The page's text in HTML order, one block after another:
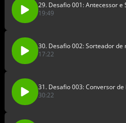
29. Desafio 001: Antecessor e
19:49
30. Desafio 002: Sorteador de
17:22
31. Desafio 003: Conversor
30:22